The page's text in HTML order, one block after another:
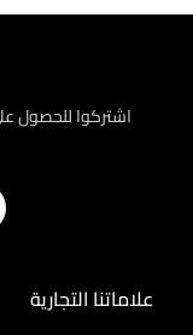
اشتركوا للحصول
علاماتنا التجارية